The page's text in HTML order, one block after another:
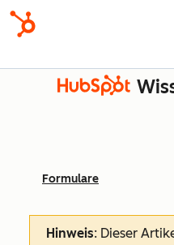
Formulare
Hinweis: Dieser